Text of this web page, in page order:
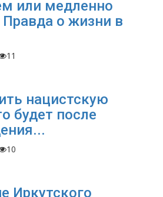
или медленно
о жизни в
11
нацистскую
будет после
10
Иркутского